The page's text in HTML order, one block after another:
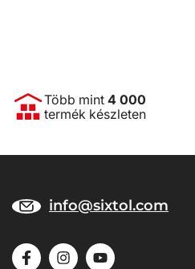
Több mint 4 000
termék készleten
info@sixtol.com